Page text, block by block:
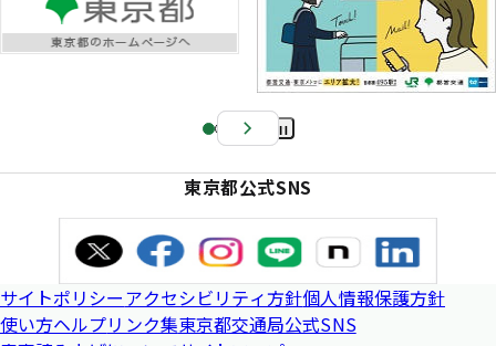
Pa
e
東京都公式SNS
サイトポリシーアクセシビリティ方針個人情報保護方針
使い方ヘルプリンク集東京都交通局公式SNS